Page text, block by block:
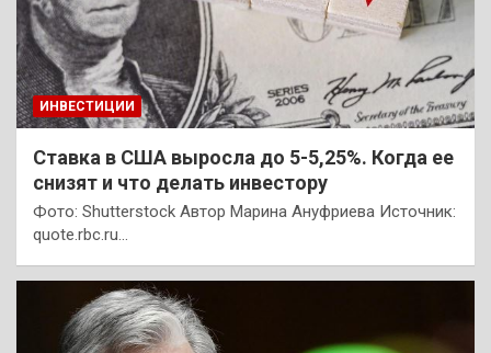
ИНВЕСТИЦИИ
Ставка в США выросла до 5-5,25%. Когда ее
снизят и что делать инвестору
Фото: Shutterstock Автор Марина Ануфриева Источник:
quote.rbc.ru…